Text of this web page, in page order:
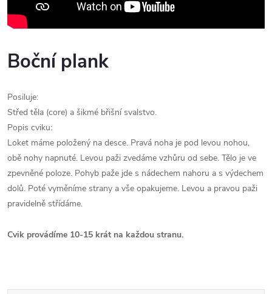
Boční plank
Posiluje:
Střed těla (core) a šikmé břišní svalstvo.
Popis cviku:
Loket máme položený na desce. Pravá noha je pod levou nohou,
obě nohy napnuté. Levou paži zvedáme vzhůru od sebe. Tělo je ve
zpevněné poloze. Pohyb paže jde s nádechem nahoru a s výdechem
dolů. Poté vyměníme strany a vše opakujeme. Levou a pravou paži
pravidelně střídáme.
Cvik provádíme 10-15 krát na každou stranu.